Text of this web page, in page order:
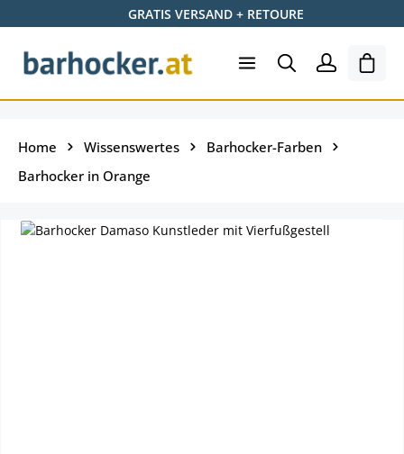
Zum Hauptinhalt springenGRATIS VERSAND + RETOURE
Home Wissenswertes
Barhocker-Farben
Barhocker in Orange